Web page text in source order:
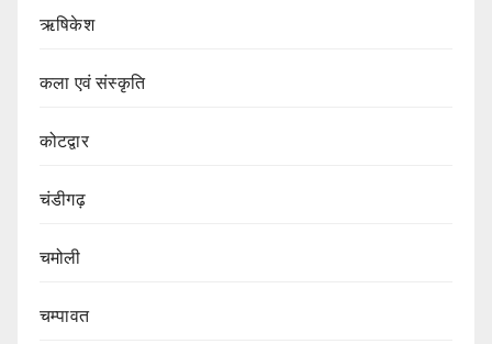
ऋषिकेश
कला एवं संस्कृति
कोटद्वार
चंडीगढ़
चमोली
चम्पावत